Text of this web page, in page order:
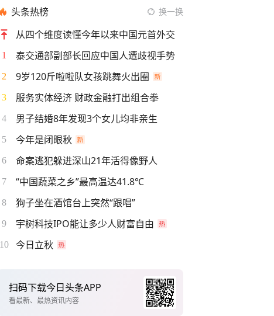
头条热榜 换一换
从四个维度读懂今年以来中国元首外交
1 泰交通部副部长回应中国人遭歧视手势
2 9岁120斤啦啦队女孩跳舞火出圈
3 服务实体经济 财政金融打出组合拳
4 男子结婚8年发现3个女儿均非亲生
5 今年是闭眼秋
6 命案逃犯躲进深山21年活得像野人
7 “中国蔬菜之乡”最高温达41.8℃
8 狗子坐在酒馆台上突然“跟唱”
9 宇树科技IPO能让多少人财富自由
10 今日立秋
扫码下载今日头条APP
看最新、最热资讯内容